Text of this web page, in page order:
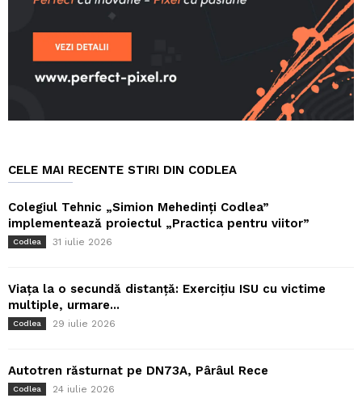
CELE MAI RECENTE STIRI DIN CODLEA
Colegiul Tehnic „Simion Mehedinți Codlea”
implementează proiectul „Practica pentru viitor”
Codlea 31 iulie 2026
Viața la o secundă distanță: Exercițiu ISU cu victime
multiple, urmare...
Codlea 29 iulie 2026
Autotren răsturnat pe DN73A, Pârâul Rece
Codlea 24 iulie 2026